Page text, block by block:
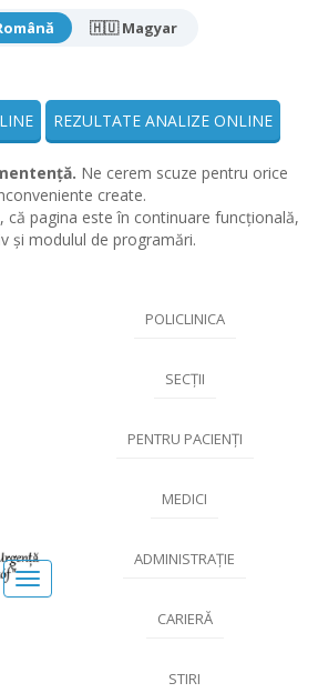
🇭🇺 Magyar
REZULTATE ANALIZE ONLINE
Ne cerem scuze pentru orice
create.
că pagina este în continuare funcțională,
și modulul de programări.
Meniu
POLICLINICA
SECȚII
PENTRU PACIENȚI
MEDICI
ADMINISTRAȚIE
CARIERĂ
STIRI